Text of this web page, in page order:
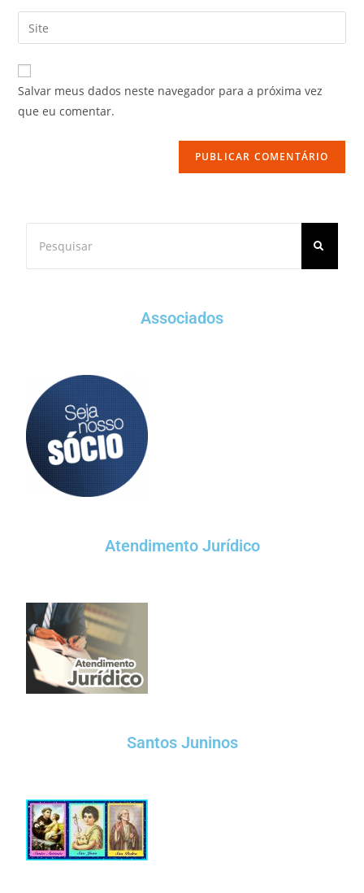
Salvar meus dados neste navegador para a próxima vez
que eu comentar.
Associados
Atendimento Jurídico
Santos Juninos